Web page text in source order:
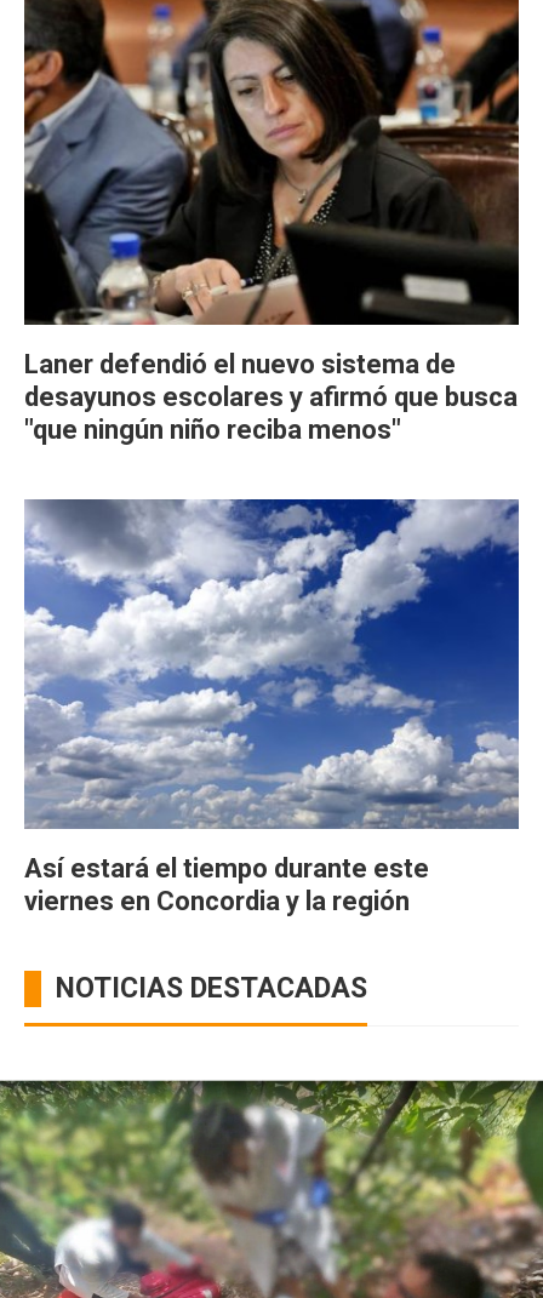
Laner defendió el nuevo sistema de
desayunos escolares y afirmó que busca
"que ningún niño reciba menos"
Así estará el tiempo durante este
viernes en Concordia y la región
NOTICIAS DESTACADAS